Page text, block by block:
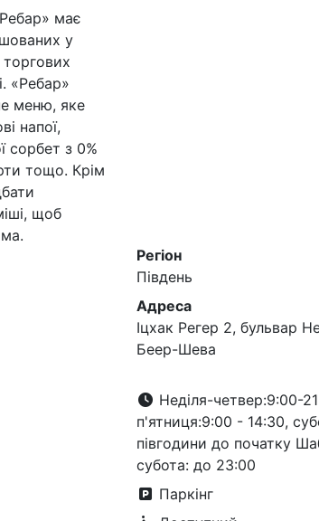
має
у
торгових
«Ребар»
меню, яке
напої,
сорбет з 0%
тощо. Крім
щоб
Регіон
Південь
Адреса
Іцхак Регер 2, бульвар
Беер-Шева
Неділя-четвер:9:00-
п'ятниця:9:00 - 14:30,
півгодини до початку
субота: до 23:00
Паркінг